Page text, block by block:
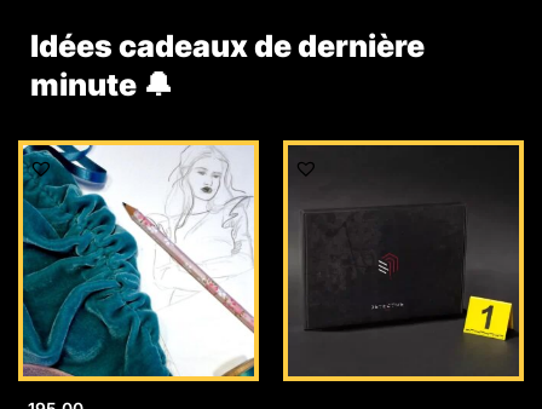
Idées cadeaux de dernière
minute 🔔